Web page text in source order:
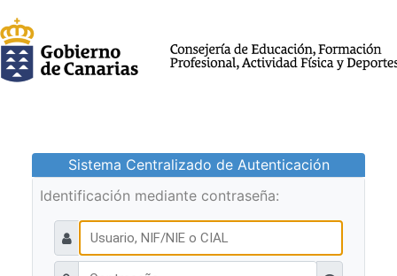
Sistema Centralizado de Autenticación
Identificación mediante contraseña: